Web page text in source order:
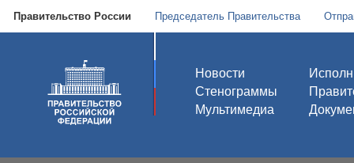
Правительство России Председатель Правительства
Новости
Стенограммы
Мультимедиа